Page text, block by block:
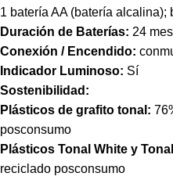
1 batería AA (batería
Duración de Baterías: 24
Conexión / Encendido:
Indicador Luminoso: Sí
Sostenibilidad:
Plásticos de grafito tonal:
posconsumo
Plásticos Tonal White y
reciclado posconsumo